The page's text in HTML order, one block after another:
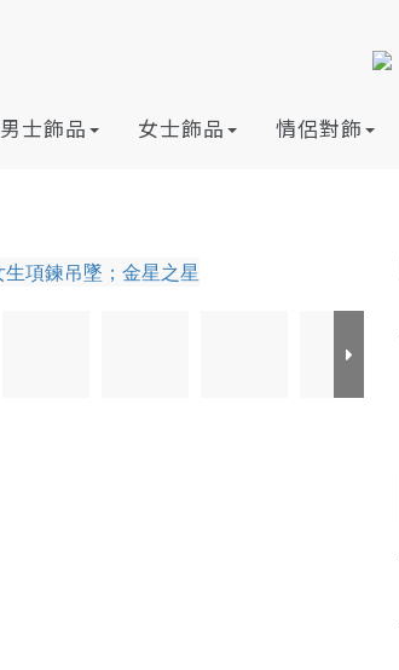
男士飾品 女士飾品 情侶對飾